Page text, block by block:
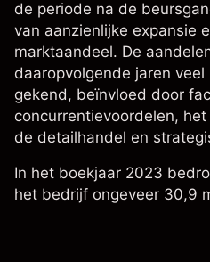
de periode na de
van aanzienlijke expansie
marktaandeel. De
daaropvolgende jaren veel
gekend, beïnvloed door
concurrentievoordelen,
de detailhandel en
In het boekjaar 2023
het bedrijf ongeveer 30,9